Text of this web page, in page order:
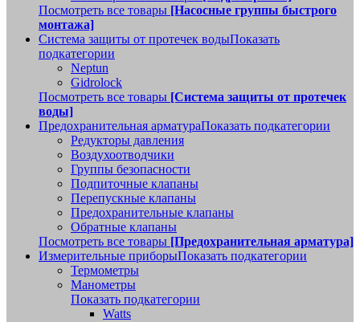
Посмотреть все товары [Насосные группы быстрого
монтажа]
Система защиты от протечек водыПоказать
подкатегории
Neptun
Gidrolock
Посмотреть все товары [Система защиты от протечек
воды]
Предохранительная арматураПоказать подкатегории
Редукторы давления
Воздухоотводчики
Группы безопасности
Подпиточные клапаны
Перепускные клапаны
Предохранительные клапаны
Обратные клапаны
Посмотреть все товары [Предохранительная арматура]
Измерительные приборыПоказать подкатегории
Термометры
Манометры
Показать подкатегории
Watts